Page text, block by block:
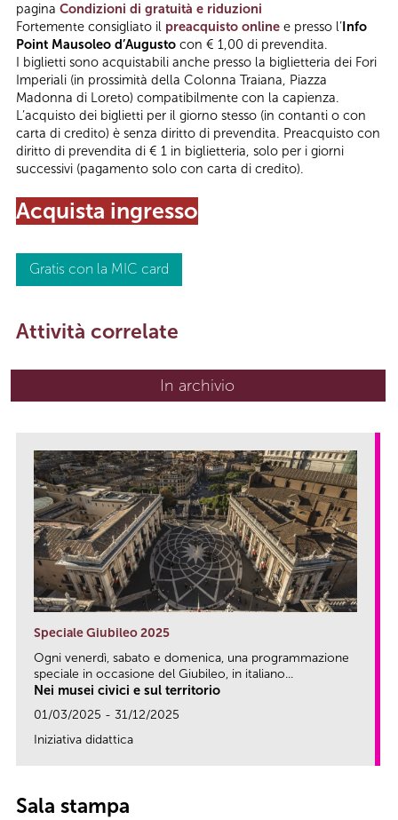
pagina Condizioni di gratuità e riduzioni
Fortemente consigliato il preacquisto online e presso l’Info
Point Mausoleo d’Augusto con € 1,00 di prevendita.
I biglietti sono acquistabili anche presso la biglietteria dei Fori
Imperiali (in prossimità della Colonna Traiana, Piazza
Madonna di Loreto) compatibilmente con la capienza.
L’acquisto dei biglietti per il giorno stesso (in contanti o con
carta di credito) è senza diritto di prevendita. Preacquisto con
diritto di prevendita di € 1 in biglietteria, solo per i giorni
successivi (pagamento solo con carta di credito).
Acquista ingresso
Gratis con la MIC card
Attività correlate
In archivio
Speciale Giubileo 2025
Ogni venerdì, sabato e domenica, una programmazione
speciale in occasione del Giubileo, in italiano...
Nei musei civici e sul territorio
01/03/2025 - 31/12/2025
Iniziativa didattica
Sala stampa